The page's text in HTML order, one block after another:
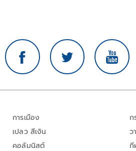
การเมือง
เปลว สีเงิน
คอลัมนิสต์
ว
กี